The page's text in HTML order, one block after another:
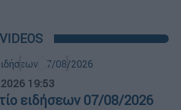
19:53
ειδήσεων 07/08/2026